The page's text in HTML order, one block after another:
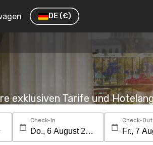
DE (€)
exklusiven Tarife und
Hotel
Check-In Check-Out